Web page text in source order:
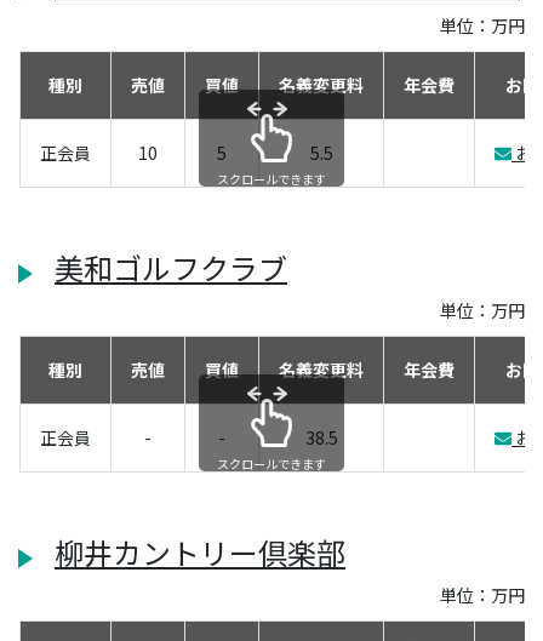
単位：万円
種別 売値 買値 名義変更料 年会費 お
正会員 10 5 5.5 お
スクロールできます
美和ゴルフクラブ
単位：万円
種別 売値 買値 名義変更料 年会費 お
正会員 - - 38.5 お
スクロールできます
柳井カントリー倶楽部
単位：万円